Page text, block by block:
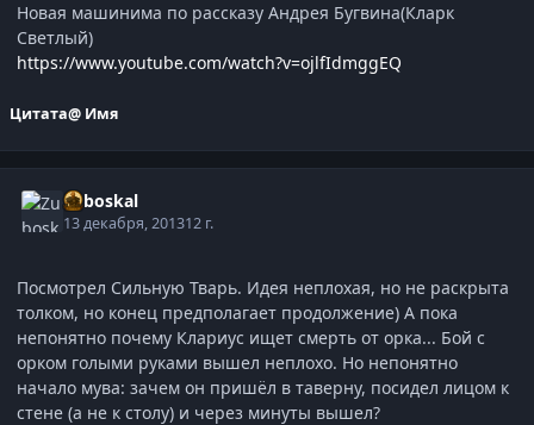
Новая машинима по рассказу Андрея Бугвина(Кларк
Светлый)
https://www.youtube.com/watch?v=ojlfIdmggEQ
Цитата@ Имя
Zuboskal
13 декабря, 201312 г.
Посмотрел Сильную Тварь. Идея неплохая, но не раскрыта
толком, но конец предполагает продолжение) А пока
непонятно почему Клариус ищет смерть от орка... Бой с
орком голыми руками вышел неплохо. Но непонятно
начало мува: зачем он пришёл в таверну, посидел лицом к
стене (а не к столу) и через минуты вышел?